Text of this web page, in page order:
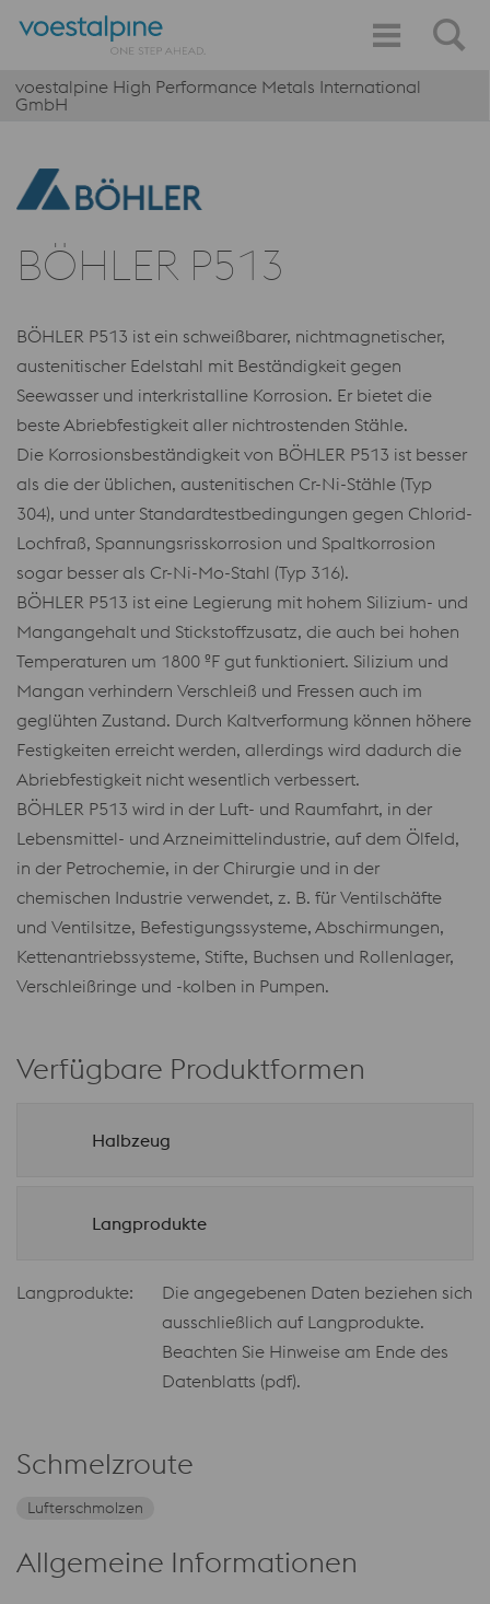
voestalpine High Performance Metals International
GmbH
BÖHLER P513
BÖHLER P513 ist ein schweißbarer, nichtmagnetischer,
austenitischer Edelstahl mit Beständigkeit gegen
Seewasser und interkristalline Korrosion. Er bietet die
beste Abriebfestigkeit aller nichtrostenden Stähle.
Die Korrosionsbeständigkeit von BÖHLER P513 ist besser
als die der üblichen, austenitischen Cr-Ni-Stähle (Typ
304), und unter Standardtestbedingungen gegen Chlorid-
Lochfraß, Spannungsrisskorrosion und Spaltkorrosion
sogar besser als Cr-Ni-Mo-Stahl (Typ 316).
BÖHLER P513 ist eine Legierung mit hohem Silizium- und
Mangangehalt und Stickstoffzusatz, die auch bei hohen
Temperaturen um 1800 ºF gut funktioniert. Silizium und
Mangan verhindern Verschleiß und Fressen auch im
geglühten Zustand. Durch Kaltverformung können höhere
Festigkeiten erreicht werden, allerdings wird dadurch die
Abriebfestigkeit nicht wesentlich verbessert.
BÖHLER P513 wird in der Luft- und Raumfahrt, in der
Lebensmittel- und Arzneimittelindustrie, auf dem Ölfeld,
in der Petrochemie, in der Chirurgie und in der
chemischen Industrie verwendet, z. B. für Ventilschäfte
und Ventilsitze, Befestigungssysteme, Abschirmungen,
Kettenantriebssysteme, Stifte, Buchsen und Rollenlager,
Verschleißringe und -kolben in Pumpen.
Verfügbare Produktformen
Halbzeug
Langprodukte
Langprodukte:
Die angegebenen Daten beziehen sich
ausschließlich auf Langprodukte.
Beachten Sie Hinweise am Ende des
Datenblatts (pdf).
Schmelzroute
Lufterschmolzen
Allgemeine Informationen